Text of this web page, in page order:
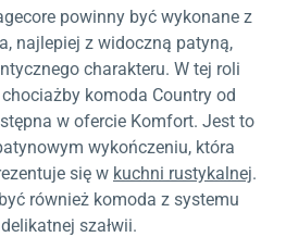
powinny być wykonane z
najlepiej z widoczną patyną,
charakteru. W tej roli
komoda Country od
w ofercie Komfort. Jest to
wykończeniu, która
się w kuchni rustykalnej.
również komoda z systemu
szałwii.